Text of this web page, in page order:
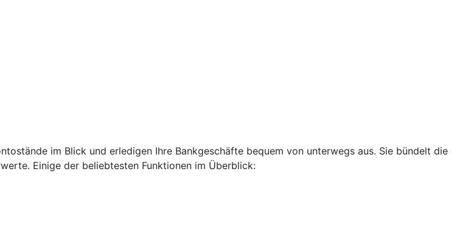
im Blick und erledigen Ihre Bankgeschäfte bequem von unterwegs aus. Sie bündelt die
Einige der beliebtesten Funktionen im Überblick: